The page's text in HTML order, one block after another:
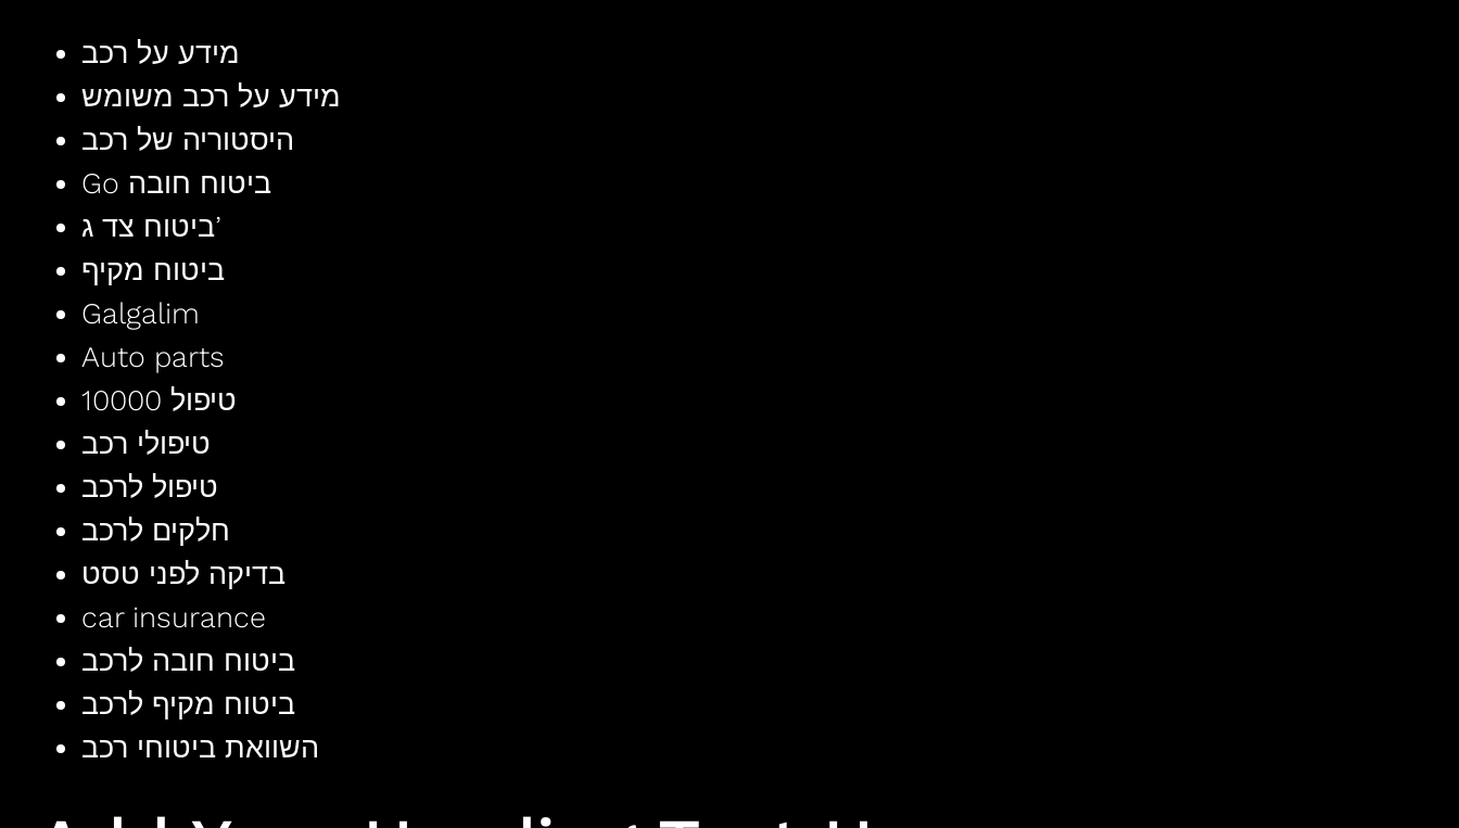
מידע על רכב
מידע על רכב משומש
היסטוריה של רכב
Go ביטוח חובה
ביטוח צד ג’
ביטוח מקיף
Galgalim
Auto parts
טיפול 10000
טיפולי רכב
טיפול לרכב
חלקים לרכב
בדיקה לפני טסט
car insurance
ביטוח חובה לרכב
ביטוח מקיף לרכב
השוואת ביטוחי רכב